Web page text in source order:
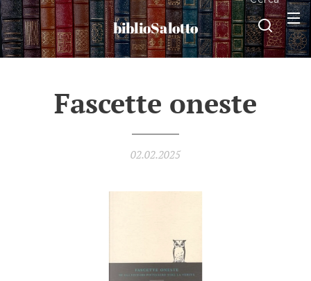
biblioSalotto
Fascette oneste
02.02.2025